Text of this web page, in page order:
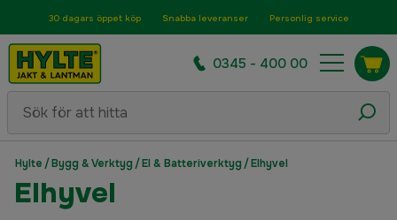
30 dagars öppet köp Snabba leveranser Personlig service
0345 - 400 00
Hylte /Bygg & Verktyg /El & Batteriverktyg /Elhyvel
Elhyvel